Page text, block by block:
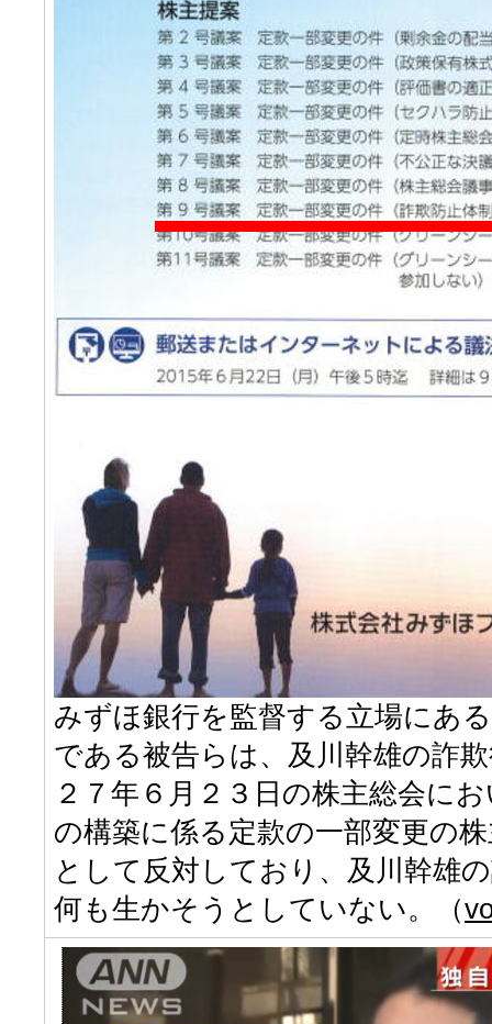
みずほ銀行を監督する立場にあ
である被告らは、及川幹雄の詐
２７年６月２３日の株主総会に
の構築に係る定款の一部変更の
として反対しており、及川幹雄
何も生かそうとしていない。（